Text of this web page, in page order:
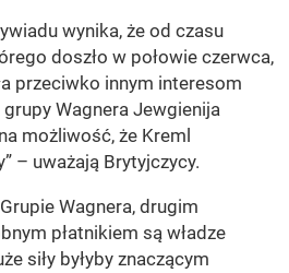
wynika, że od czasu
doszło w połowie czerwca,
przeciwko innym interesom
Wagnera Jewgienija
możliwość, że Kreml
– uważają Brytyjczycy.
Wagnera, drugim
płatnikiem są władze
siły byłyby znaczącym